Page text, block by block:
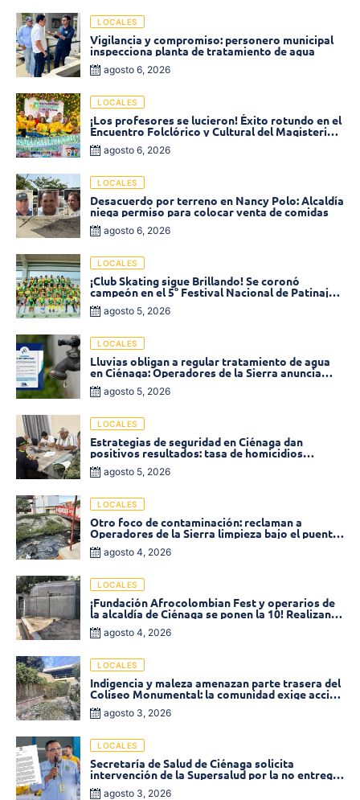
LOCALES
Vigilancia y compromiso: personero municipal
inspecciona planta de tratamiento de agua
agosto 6, 2026
LOCALES
¡Los profesores se lucieron! Éxito rotundo en el
Encuentro Folclórico y Cultural del Magisterio
2026 en Ciénaga
agosto 6, 2026
LOCALES
Desacuerdo por terreno en Nancy Polo: Alcaldía
niega permiso para colocar venta de comidas
agosto 6, 2026
LOCALES
¡Club Skating sigue Brillando! Se coronó
campeón en el 5° Festival Nacional de Patinaje
«Soledad sobre Ruedas»
agosto 5, 2026
LOCALES
Lluvias obligan a regular tratamiento de agua
en Ciénaga: Operadores de la Sierra anuncia
baja presión en varios sectores
agosto 5, 2026
LOCALES
Estrategias de seguridad en Ciénaga dan
positivos resultados: tasa de homicidios
disminuyó un 58% en 2026
agosto 5, 2026
LOCALES
Otro foco de contaminación: reclaman a
Operadores de la Sierra limpieza bajo el puente
de la calle 19 con carrera 11
agosto 4, 2026
LOCALES
¡Fundación Afrocolombian Fest y operarios de
la alcaldía de Ciénaga se ponen la 10! Realizan
limpieza de la parte posterior del Coliseo
Monumental
agosto 4, 2026
LOCALES
Indigencia y maleza amenazan parte trasera del
Coliseo Monumental: la comunidad exige acción
inmediata!
agosto 3, 2026
LOCALES
Secretaría de Salud de Ciénaga solicita
intervención de la Supersalud por la no entrega
de medicamentos en las EPS
agosto 3, 2026